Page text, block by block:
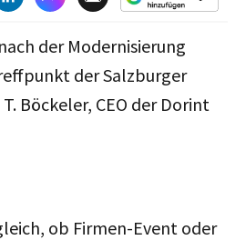
der Modernisierung
der Salzburger
Böckeler, CEO der Dorint
ob Firmen-Event oder